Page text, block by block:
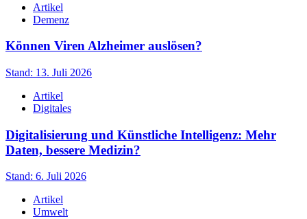
Artikel
Demenz
Können Viren Alzheimer auslösen?
Stand: 13. Juli 2026
Artikel
Digitales
Digitalisierung und Künstliche Intelligenz: Mehr
Daten, bessere Medizin?
Stand: 6. Juli 2026
Artikel
Umwelt